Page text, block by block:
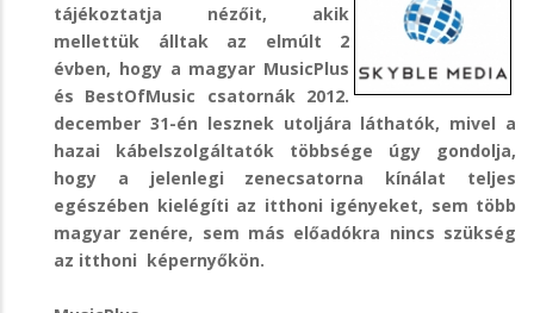
tájékoztatja nézőit, akik
mellettük álltak az elmúlt 2
évben, hogy a magyar MusicPlus
és BestOfMusic csatornák 2012.
december 31-én lesznek utoljára láthatók, mivel a
hazai kábelszolgáltatók többsége úgy gondolja,
hogy a jelenlegi zenecsatorna kínálat teljes
egészében kielégíti az itthoni igényeket, sem több
magyar zenére, sem más előadókra nincs szükség
az itthoni képernyőkön.